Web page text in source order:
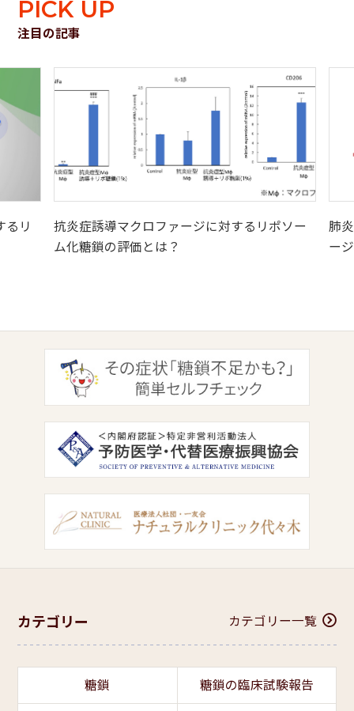
PICK UP
注目の記事
るリ
抗炎症誘導マクロファージに対するリポソー
ム化糖鎖の評価とは？
肺
ー
カテゴリー カテゴリー一覧
糖鎖
糖鎖の臨床試験報告